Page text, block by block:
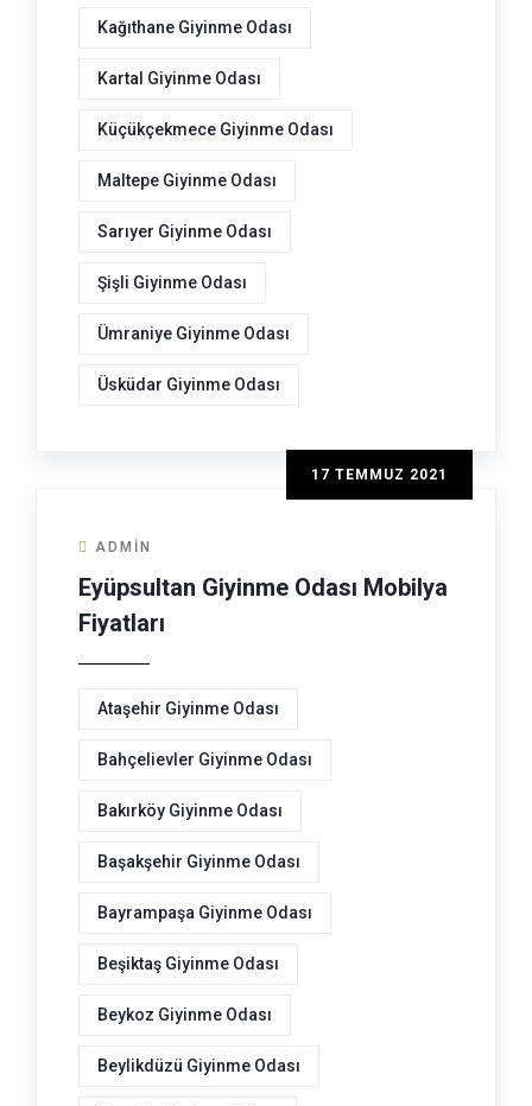
Kağıthane Giyinme Odası
Kartal Giyinme Odası
Küçükçekmece Giyinme Odası
Maltepe Giyinme Odası
Sarıyer Giyinme Odası
Şişli Giyinme Odası
Ümraniye Giyinme Odası
Üsküdar Giyinme Odası
17 TEMMUZ 2021
ADMIN
Eyüpsultan Giyinme Odası Mobilya
Fiyatları
Ataşehir Giyinme Odası
Bahçelievler Giyinme Odası
Bakırköy Giyinme Odası
Başakşehir Giyinme Odası
Bayrampaşa Giyinme Odası
Beşiktaş Giyinme Odası
Beykoz Giyinme Odası
Beylikdüzü Giyinme Odası